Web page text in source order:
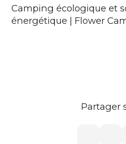
Camping écologique et
énergétique | Flower
Partager